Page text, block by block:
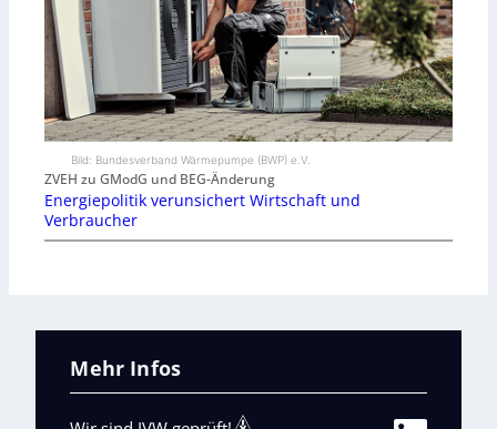
Bild: Bundesverband Wärmepumpe (BWP) e.V.
ZVEH zu GModG und BEG-Änderung
Energiepolitik verunsichert Wirtschaft und
Verbraucher
Mehr Infos